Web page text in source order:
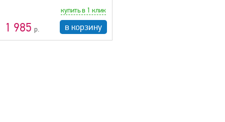
1 985
купить в 1 клик
в корзину